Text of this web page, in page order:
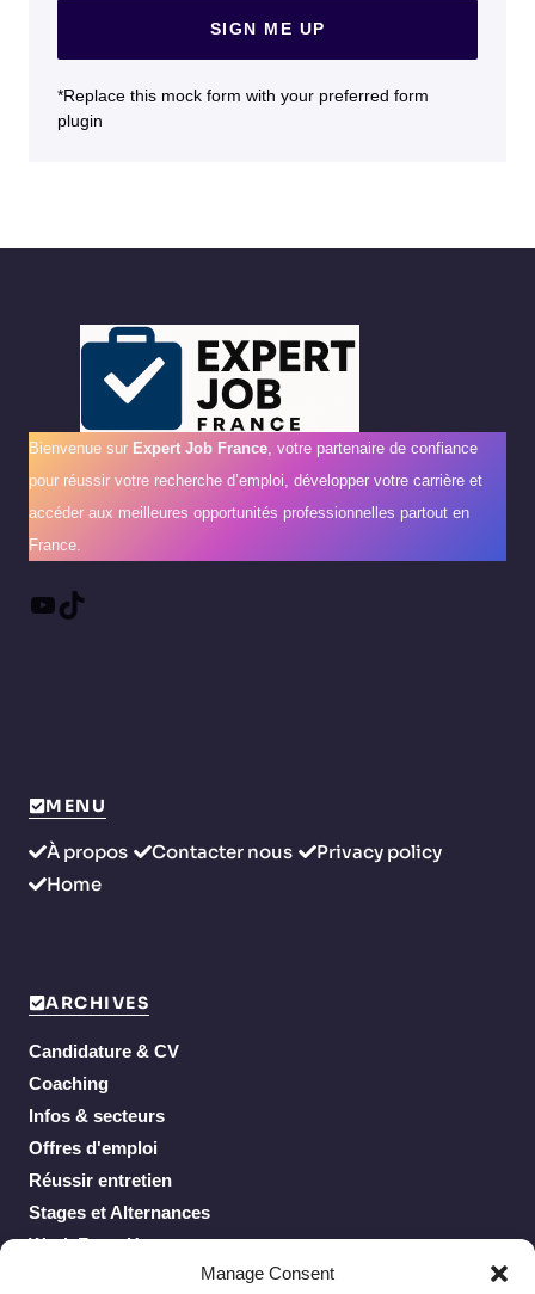
Manage Consent
SIGN ME UP
*Replace this mock form with your preferred form
plugin
Bienvenue sur Expert Job France , votre partenaire de confiance
pour réussir votre recherche d’emploi, développer votre carrière et
accéder aux meilleures opportunités professionnelles partout en
France.
YouTube
TikTok
MENU
À propos Contacter nous
Privacy policy
Home
ARCHIVES
Candidature & CV
Coaching
Infos & secteurs
Offres d'emploi
Réussir entretien
Stages et Alternances
Work From Home